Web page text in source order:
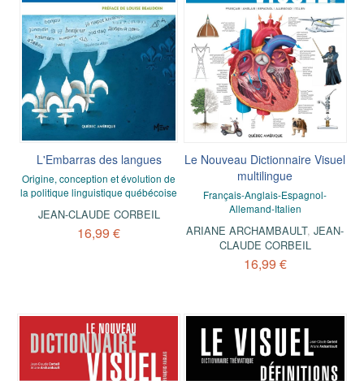
L'Embarras des langues
Origine, conception et évolution de
la politique linguistique québécoise
JEAN-CLAUDE CORBEIL
16,99 €
Le Nouveau Dictionnaire Visuel
multilingue
Français-Anglais-Espagnol-
Allemand-Italien
ARIANE ARCHAMBAULT,JEAN-
CLAUDE CORBEIL
16,99 €